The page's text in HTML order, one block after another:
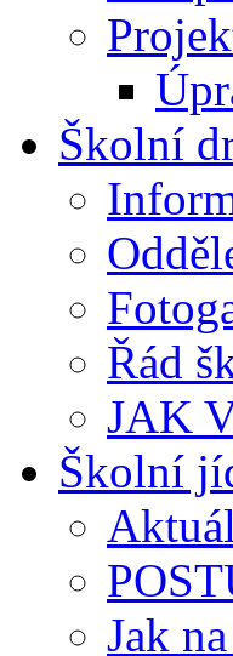
Školní
Řád
JAK
Školní
Jak